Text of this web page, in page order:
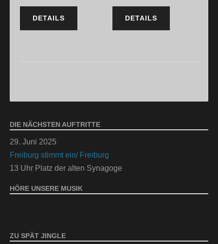
DETAILS DETAILS
DIE NÄCHSTEN AUFTRITTE
29. Juni 2025
Freiburg stimmt ein/ Freiburg
13 Uhr Platz der alten Synagoge
HÖRE UNSERE MUSIK
ZU SPÄT JINGLE